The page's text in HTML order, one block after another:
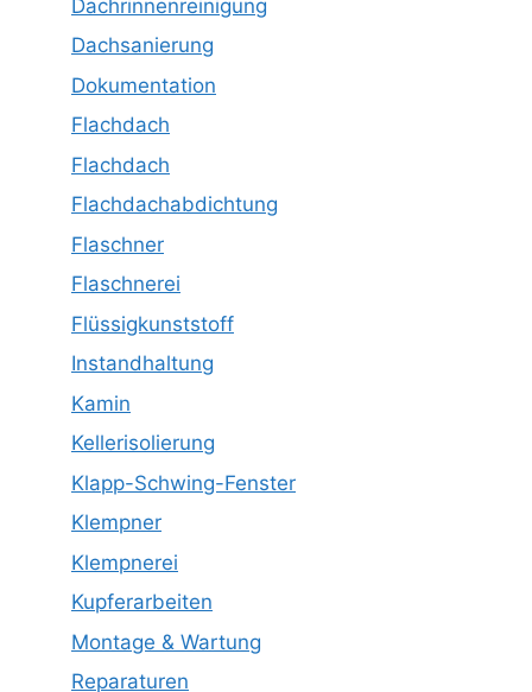
Dachrinnenreinigung
Dachsanierung
Dokumentation
Flachdach
Flachdach
Flachdachabdichtung
Flaschner
Flaschnerei
Flüssigkunststoff
Instandhaltung
Kamin
Kellerisolierung
Klapp-Schwing-Fenster
Klempner
Klempnerei
Kupferarbeiten
Montage & Wartung
Reparaturen